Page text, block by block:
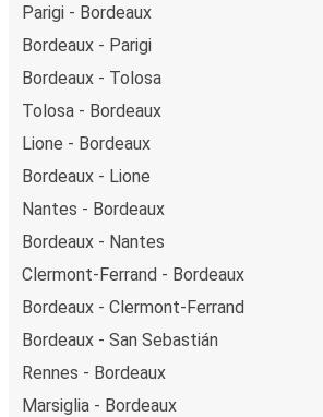
Parigi - Bordeaux
Bordeaux - Parigi
Bordeaux - Tolosa
Tolosa - Bordeaux
Lione - Bordeaux
Bordeaux - Lione
Nantes - Bordeaux
Bordeaux - Nantes
Clermont-Ferrand - Bordeaux
Bordeaux - Clermont-Ferrand
Bordeaux - San Sebastián
Rennes - Bordeaux
Marsiglia - Bordeaux